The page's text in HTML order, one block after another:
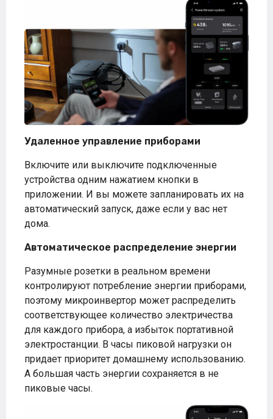
Удаленное управление приборами
Включите или выключите подключенные
устройства одним нажатием кнопки в
приложении. И вы можете запланировать их на
автоматический запуск, даже если у вас нет
дома.
Автоматическое распределение энергии
Разумные розетки в реальном времени
контролируют потребление энергии приборами,
поэтому микроинвертор может распределить
соответствующее количество электричества
для каждого прибора, а избыток портативной
электростанции. В часы пиковой нагрузки он
придает приоритет домашнему использованию.
А большая часть энергии сохраняется в не
пиковые часы.